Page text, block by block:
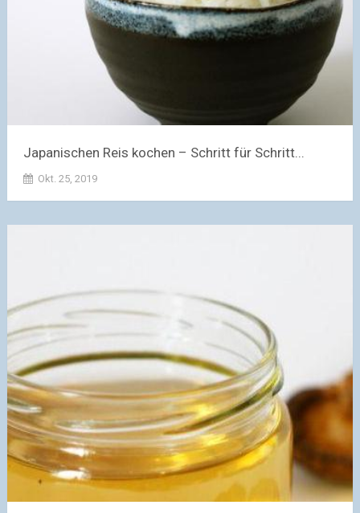
Japanischen Reis kochen – Schritt für Schritt...
Okt. 25, 2019